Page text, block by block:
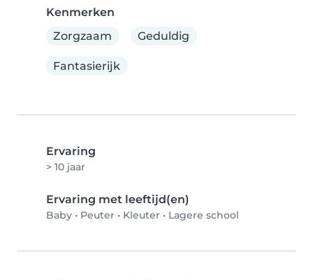
Kenmerken
Zorgzaam
Geduldig
Fantasierijk
Ervaring
> 10 jaar
Ervaring met leeftijd(en)
Baby • Peuter • Kleuter • Lagere school